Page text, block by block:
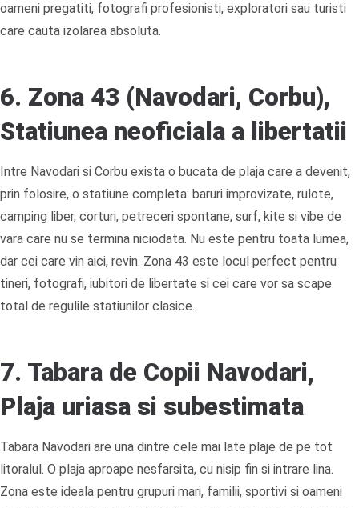
oameni pregatiti, fotografi profesionisti, exploratori sau turisti
care cauta izolarea absoluta.
6. Zona 43 (Navodari, Corbu),
Statiunea neoficiala a libertatii
Intre Navodari si Corbu exista o bucata de plaja care a devenit,
prin folosire, o statiune completa: baruri improvizate, rulote,
camping liber, corturi, petreceri spontane, surf, kite si vibe de
vara care nu se termina niciodata. Nu este pentru toata lumea,
dar cei care vin aici, revin. Zona 43 este locul perfect pentru
tineri, fotografi, iubitori de libertate si cei care vor sa scape
total de regulile statiunilor clasice.
7. Tabara de Copii Navodari,
Plaja uriasa si subestimata
Tabara Navodari are una dintre cele mai late plaje de pe tot
litoralul. O plaja aproape nesfarsita, cu nisip fin si intrare lina.
Zona este ideala pentru grupuri mari, familii, sportivi si oameni